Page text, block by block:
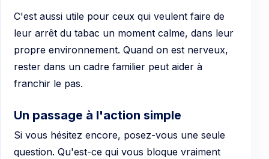
C'est aussi utile pour ceux qui veulent faire de
leur arrêt du tabac un moment calme, dans leur
propre environnement. Quand on est nerveux,
rester dans un cadre familier peut aider à
franchir le pas.
Un passage à l'action simple
Si vous hésitez encore, posez-vous une seule
question. Qu'est-ce qui vous bloque vraiment